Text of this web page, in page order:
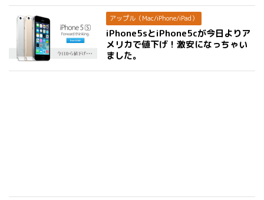
アップル（Mac/iPhone/iPad）
iPhone5sとiPhone5cが今日よりア
メリカで値下げ！激安になっちゃい
ました。